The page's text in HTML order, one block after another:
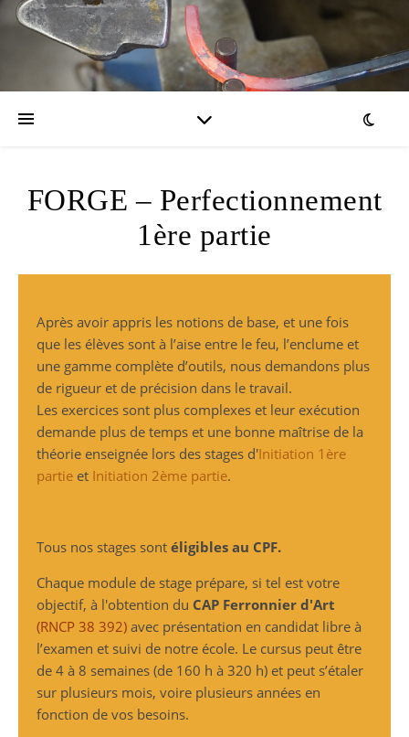
FORGE – Perfectionnement
1ère partie
Après avoir appris les notions de base, et une fois
que les élèves sont à l’aise entre le feu, l’enclume et
une gamme complète d’outils, nous demandons plus
de rigueur et de précision dans le travail.
Les exercices sont plus complexes et leur exécution
demande plus de temps et une bonne maîtrise de la
théorie enseignée lors des stages d'Initiation 1ère
partie et Initiation 2ème partie.
Tous nos stages sont éligibles au CPF.
Chaque module de stage prépare, si tel est votre
objectif, à l'obtention du CAP Ferronnier d'Art
(RNCP 38 392) avec présentation en candidat libre à
l’examen et suivi de notre école. Le cursus peut être
de 4 à 8 semaines (de 160 h à 320 h) et peut s’étaler
sur plusieurs mois, voire plusieurs années en
fonction de vos besoins.